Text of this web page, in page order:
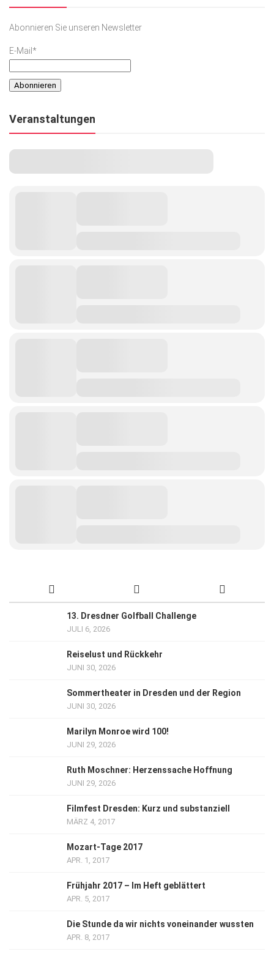
Abonnieren Sie unseren Newsletter
E-Mail*
Veranstaltungen
13. Dresdner Golfball Challenge
JULI 6, 2026
Reiselust und Rückkehr
JUNI 30, 2026
Sommertheater in Dresden und der Region
JUNI 30, 2026
Marilyn Monroe wird 100!
JUNI 29, 2026
Ruth Moschner: Herzenssache Hoffnung
JUNI 29, 2026
Filmfest Dresden: Kurz und substanziell
MÄRZ 4, 2017
Mozart-Tage 2017
APR. 1, 2017
Frühjahr 2017 – Im Heft geblättert
APR. 5, 2017
Die Stunde da wir nichts voneinander wussten
APR. 8, 2017